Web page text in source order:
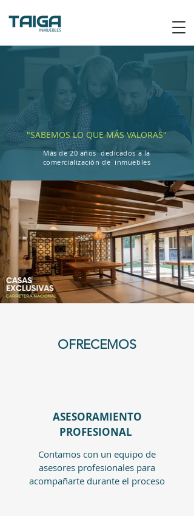
"SABEMOS LO QUE MÁS VALORAS"
Más de 20 años dedicados a la
comercialización de inmuebles
OFRECEMOS
ASESORAMIENTO
PROFESIONAL
Contamos con un equipo de
asesores profesionales para
acompañarte durante el proceso